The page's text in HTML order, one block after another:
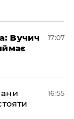
Вучич
17:07
16:55